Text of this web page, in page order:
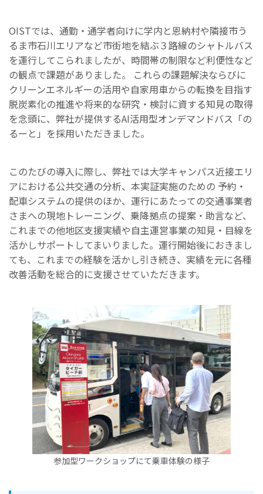
OISTでは、通勤・通学者向けに学内と恩納村や隣接市う
るま市石川エリアなど市街地を結ぶ３路線のシャトルバス
を運行してこられましたが、時間帯の制限など利便性など
の観点で課題がありました。 これらの課題解決ならびに
クリーンエネルギーの活用や自家用車からの転換を目指す
脱炭素化の推進や将来的な研究・検討に資する知見の取得
を念頭に、弊社が提供するAI活用型オンデマンドバス「の
るーと」を採用いただきました。
このたびの導入に際し、弊社では大学キャンパス近接エリ
アにおける公共交通の分析、本実証実施のための 予約・
配車システムの提供のほか、運行にあたっての交通事業者
さまへの現地トレーニング、乗降拠点の提案・助言など、
これまでの他地区支援実績や自主運営事業の知見・目線を
活かしサポートしてまいりました。運行開始後におきまし
ても、これまでの経験を活かし引き続き、実績を元に各種
改善活動を総合的に支援させていただきます。
参加型ワークショップにて乗車体験の様子